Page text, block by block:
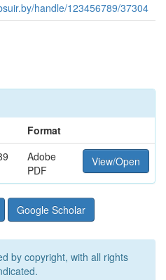
handle/123456789/37304
Format
Adobe
PDF
View/Open
Google Scholar
by copyright, with all rights